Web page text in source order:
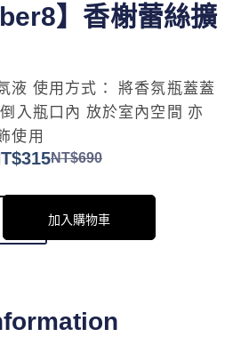
】香榭蕾絲擴
液 使用方式： 將香氛瓶蓋蓋
入瓶口內 放於室內空間 亦
使用
NT$690
315
加入購物車